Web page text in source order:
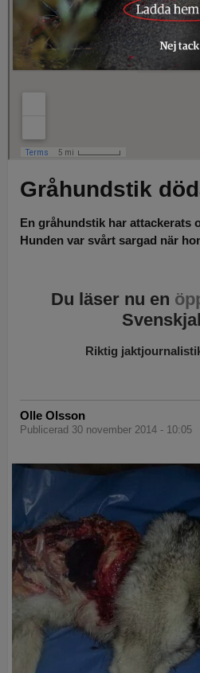
Gråhundstik
En gråhundstik har attackerats
Hunden var svårt sargad när
Du läser nu en
Riktig
Olle Olsson
Publicerad 30 november 2014 - 10:05